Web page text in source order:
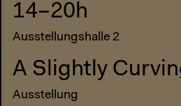
14–20h
Ausstellungshalle 2
A Slightly
Ausstellung